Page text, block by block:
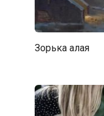
Зорька алая